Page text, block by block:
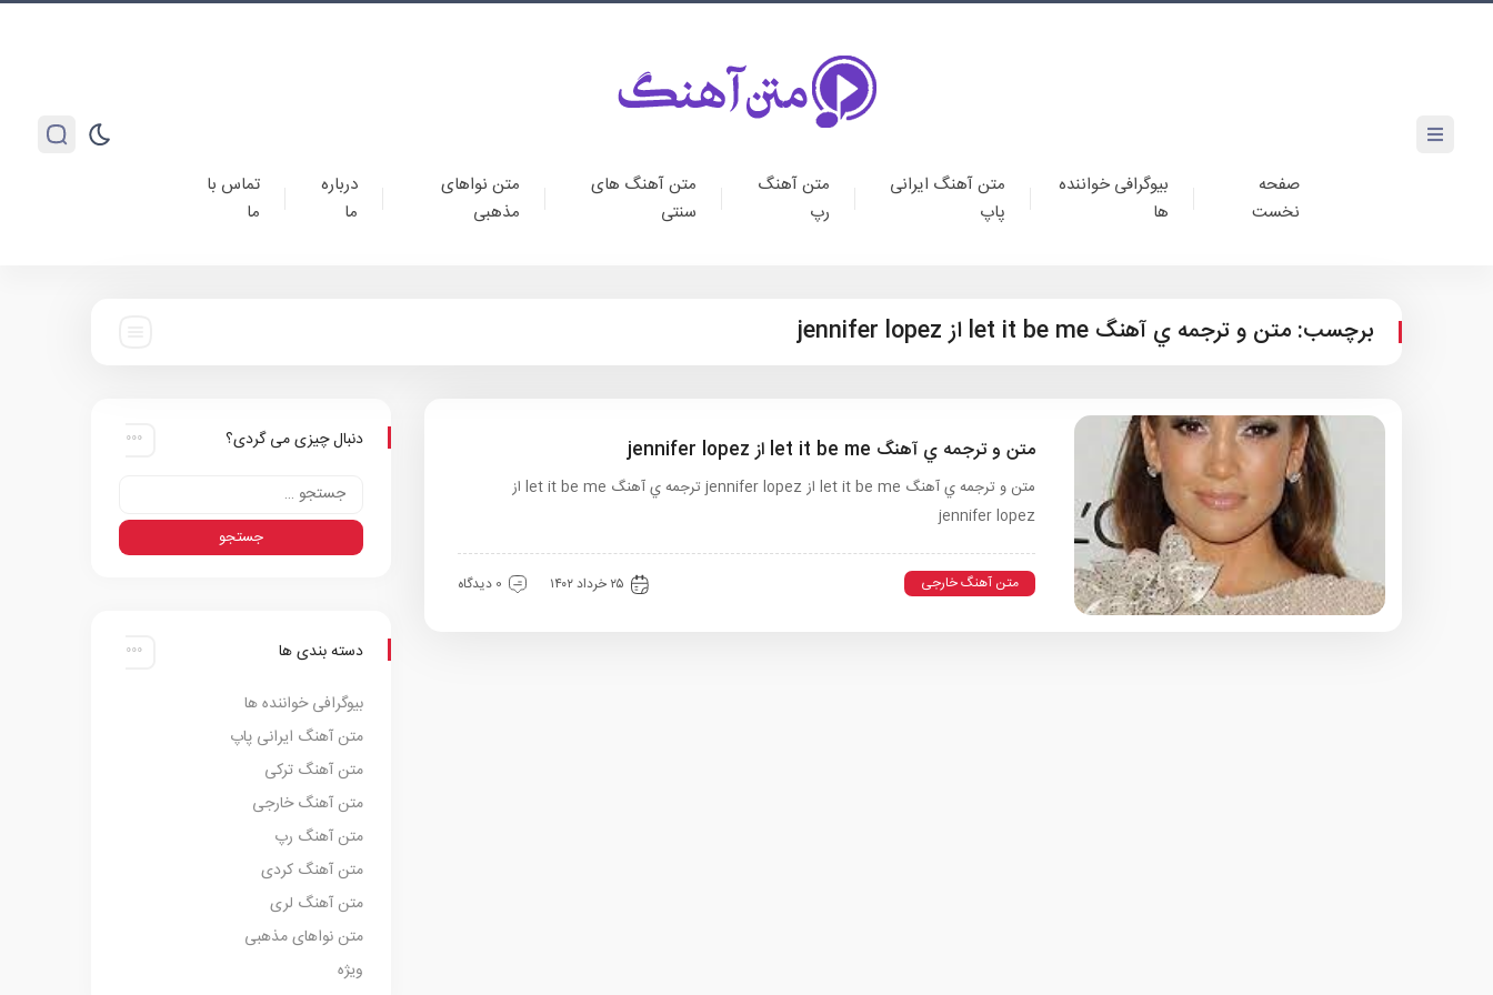
صفحه
نخست
بیوگرافی خواننده
ها
متن آهنگ ایرانی
پاپ
متن آهنگ
رپ
متن آهنگ های
سنتی
متن نواهای
مذهبی
درباره
ما
تماس با
ما
برچسب: متن و ترجمه ي آهنگ let it be me از jennifer lopez
متن و ترجمه ي آهنگ let it be me از jennifer lopez
متن و ترجمه ي آهنگ let it be me از jennifer lopez ترجمه ي آهنگ let it be me از
jennifer lopez
متن آهنگ خارجی ۲۵ خرداد ۱۴۰۲ 0 دیدگاه
دنبال چیزی می گردی؟
دسته بندی ها
بیوگرافی خواننده ها
متن آهنگ ایرانی پاپ
متن آهنگ ترکی
متن آهنگ خارجی
متن آهنگ رپ
متن آهنگ کردی
متن آهنگ لری
متن نواهای مذهبی
ویژه